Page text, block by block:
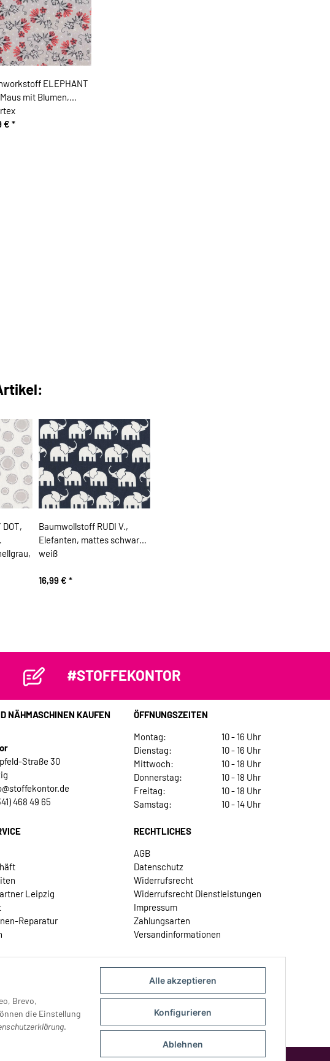
Alle akzeptieren
Konfigurieren
Ablehnen
Brevo,
die Einstellung
.
ELEPHANT
mit Blumen,
€ *
Baumwollstoff RUDI V.,
Elefanten, mattes schwarz-
weiß
16,99 € *
#STOFFEKONTOR
NÄHMASCHINEN KAUFEN
Straße 30
468 49 65
ÖFFNUNGSZEITEN
Montag:
10 - 16 Uhr
Dienstag:
10 - 16 Uhr
Mittwoch:
10 - 18 Uhr
Donnerstag:
10 - 18 Uhr
Freitag:
10 - 18 Uhr
Samstag:
10 - 14 Uhr
Leipzig
Reparatur
RECHTLICHES
AGB
Datenschutz
Widerrufsrecht
Widerrufsrecht Dienstleistungen
Impressum
Zahlungsarten
Versandinformationen